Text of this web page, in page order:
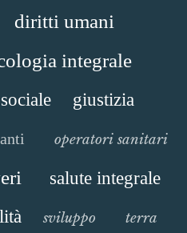
diritti umani
integrale
giustizia
operatori sanitari
salute integrale
sviluppo terra